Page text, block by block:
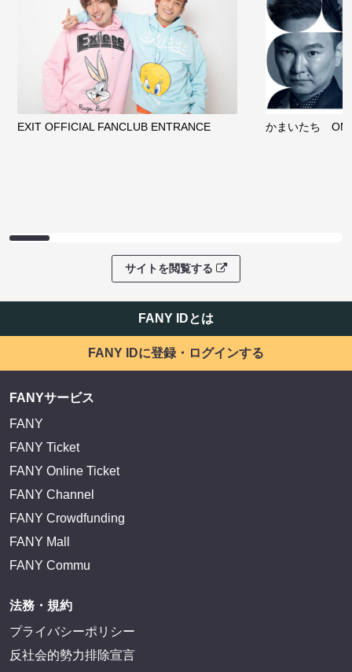
EXIT OFFICIAL FANCLUB ENTRANCE かまいたち
サイトを閲覧する
FANY IDとは
FANY IDに登録・ログインする
FANYサービス
FANY
FANY Ticket
FANY Online Ticket
FANY Channel
FANY Crowdfunding
FANY Mall
FANY Commu
法務・規約
プライバシーポリシー
反社会的勢力排除宣言